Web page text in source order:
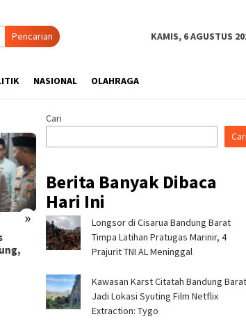
Pencarian KAMIS, 6 AGUSTUS
NASIONAL OLAHRAGA
»
RJBB
Khusus
Pertamina Patra Niaga
Tindak Tegas Pelanggaran
Prosedur Penyaluran BBM di
di Sigi
Cari
Cari
Berita Banyak Dibaca
Hari Ini
Longsor di Cisarua Bandung Barat
Timpa Latihan Pra­tugas Marinir, 4
Prajurit TNI AL Meninggal
Kawasan Karst Citatah Bandung Barat
Jadi Lokasi Syuting Film Netflix
Extraction: Tygo